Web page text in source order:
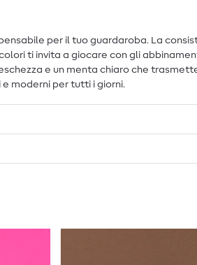
per il tuo guardaroba. La
ti invita a giocare con gli
e un menta chiaro che
moderni per tutti i giorni.